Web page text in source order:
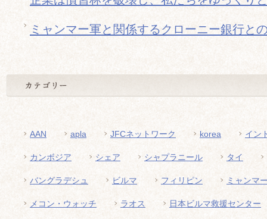
ミャンマー軍と関係するクローニー銀行と
AAN apla JFCネットワーク korea イン
カンボジア シェア シャプラニール タイ
バングラデシュ ビルマ フィリピン ミャンマ
メコン・ウォッチ ラオス 日本ビルマ救援センター